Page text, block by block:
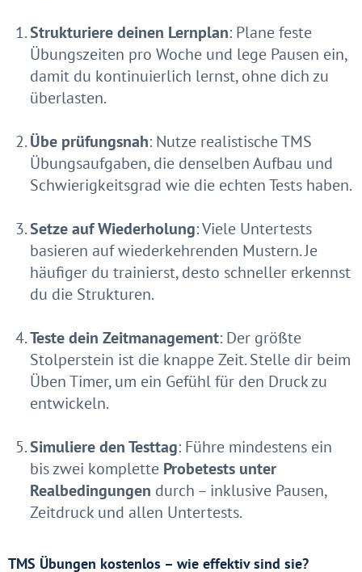
Strukturiere deinen Lernplan: Plane feste
Übungszeiten pro Woche und lege Pausen ein,
damit du kontinuierlich lernst, ohne dich zu
überlasten.
Übe prüfungsnah: Nutze realistische TMS
Übungsaufgaben, die denselben Aufbau und
Schwierigkeitsgrad wie die echten Tests haben.
Setze auf Wiederholung: Viele Untertests
basieren auf wiederkehrenden Mustern. Je
häufiger du trainierst, desto schneller erkennst
du die Strukturen.
Teste dein Zeitmanagement: Der größte
Stolperstein ist die knappe Zeit. Stelle dir beim
Üben Timer, um ein Gefühl für den Druck zu
entwickeln.
Simuliere den Testtag: Führe mindestens ein
bis zwei komplette Probetests unter
Realbedingungen durch – inklusive Pausen,
Zeitdruck und allen Untertests.
TMS Übungen kostenlos – wie effektiv sind sie?